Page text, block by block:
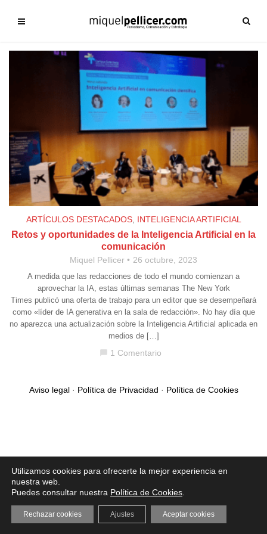
ARTÍCULOS DESTACADOS, INTELIGENCIA ARTIFICIAL
Retos y oportunidades de la Inteligencia Artificial en la
comunicación
Miquel Pellicer 26 octubre, 2023
A medida que las redacciones de todo el mundo comienzan a
aprovechar la IA, estas últimas semanas The New York
Times publicó una oferta de trabajo para un editor que se desempeñará
como «líder de IA generativa en la sala de redacción». No hay día que
no aparezca una actualización sobre la Inteligencia Artificial aplicada en
medios de […]
chat_bubble 1 Comentario
Aviso legal· Política de Privacidad · Política de Cookies
Utilizamos cookies para ofrecerte la mejor experiencia en
nuestra web.
Puedes consultar nuestra Política de Cookies
Aceptar cookies
Rechazar cookies Ajustes